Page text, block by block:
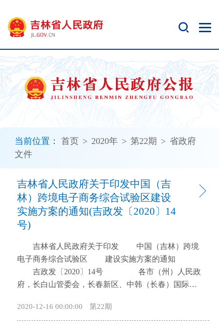
当前位置： 首页 > 2020年 > 第22期 > 省政府
文件
吉林省人民政府关于印发中国（吉
林）跨境电子商务综合试验区建设
实施方案的通知(吉政发〔2020〕14
号)
吉林省人民政府关于印发 中国（吉林）跨境
电子商务综合试验区 建设实施方案的通知
吉政发〔2020〕14号 各市（州）人民政
府，长白山管委会，长春新区、中韩（长春）国际合
委办、各直属机构： 现将《中国（吉林）跨境电
子商务综合试验区建设实施方案》印发给你们，请结
2020-12-16 00:00:00 第22期
开
无
障
碍
说
明